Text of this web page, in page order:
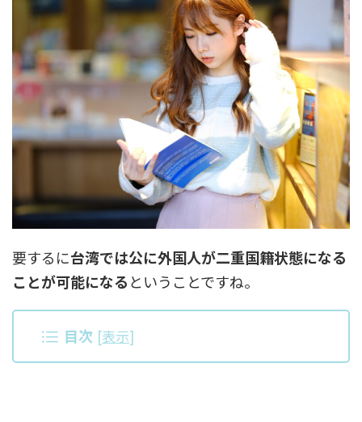
要するに台湾では公に外国人が二重国籍状態になる
ことが可能になるということですね。
目次 [表示]